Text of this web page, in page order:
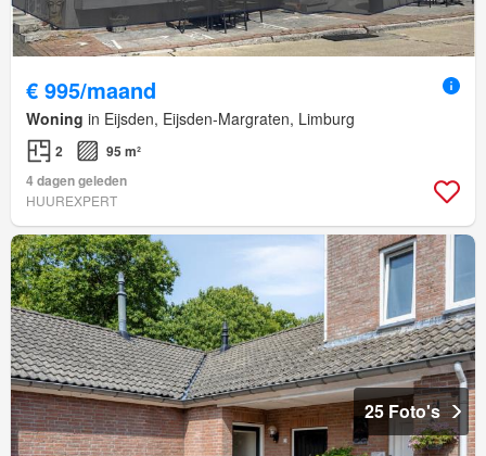
€ 995/maand
Woning in Eijsden, Eijsden-Margraten, Limburg
2
95 m²
4 dagen geleden
HUUREXPERT
25 Foto's